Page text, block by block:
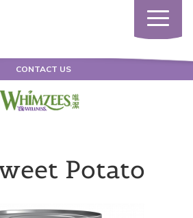
Toggle
CONTACT US
Potato